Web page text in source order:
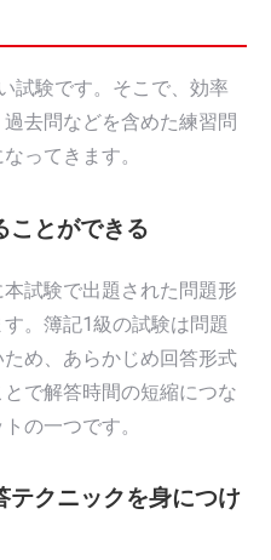
試験です。そこで、効率
去問などを含めた練習問
ってきます。
ことができる
試験で出題された問題形
。簿記1級の試験は問題
め、あらかじめ回答形式
で解答時間の短縮につな
の一つです。
テクニックを身につけ